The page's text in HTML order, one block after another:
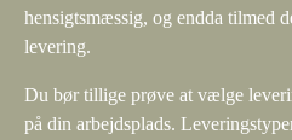
hensigtsmæssig, og endda tilmed
levering.
Du bør tillige prøve at vælge
på din arbejdsplads.